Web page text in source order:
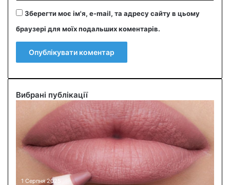
Зберегти моє ім'я, e-mail, та адресу сайту в цьому
браузері для моїх подальших коментарів.
Вибрані публікації
ч
1 Серпня 2025